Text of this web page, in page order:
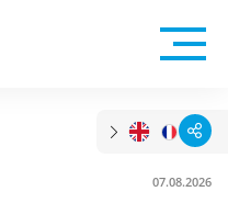
07.08.2026